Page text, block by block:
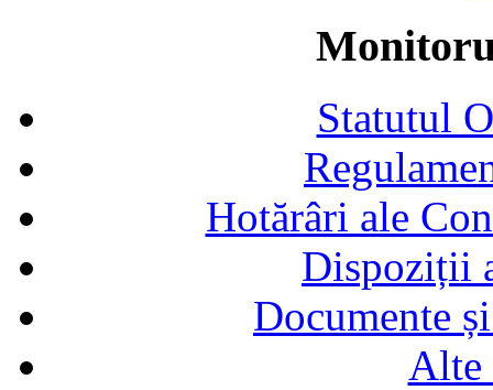
Statutul
Hotărâri ale
Dispoziții
Documente
Alte